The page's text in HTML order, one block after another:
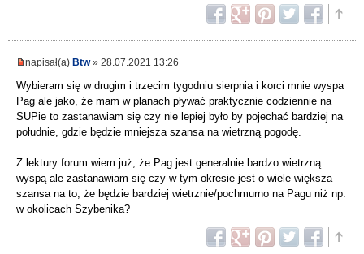
napisał(a) Btw» 28.07.2021 13:26
Wybieram się w drugim i trzecim tygodniu sierpnia i korci mnie wyspa
Pag ale jako, że mam w planach pływać praktycznie codziennie na
SUPie to zastanawiam się czy nie lepiej było by pojechać bardziej na
południe, gdzie będzie mniejsza szansa na wietrzną pogodę.
Z lektury forum wiem już, że Pag jest generalnie bardzo wietrzną
wyspą ale zastanawiam się czy w tym okresie jest o wiele większa
szansa na to, że będzie bardziej wietrznie/pochmurno na Pagu niż np.
w okolicach Szybenika?